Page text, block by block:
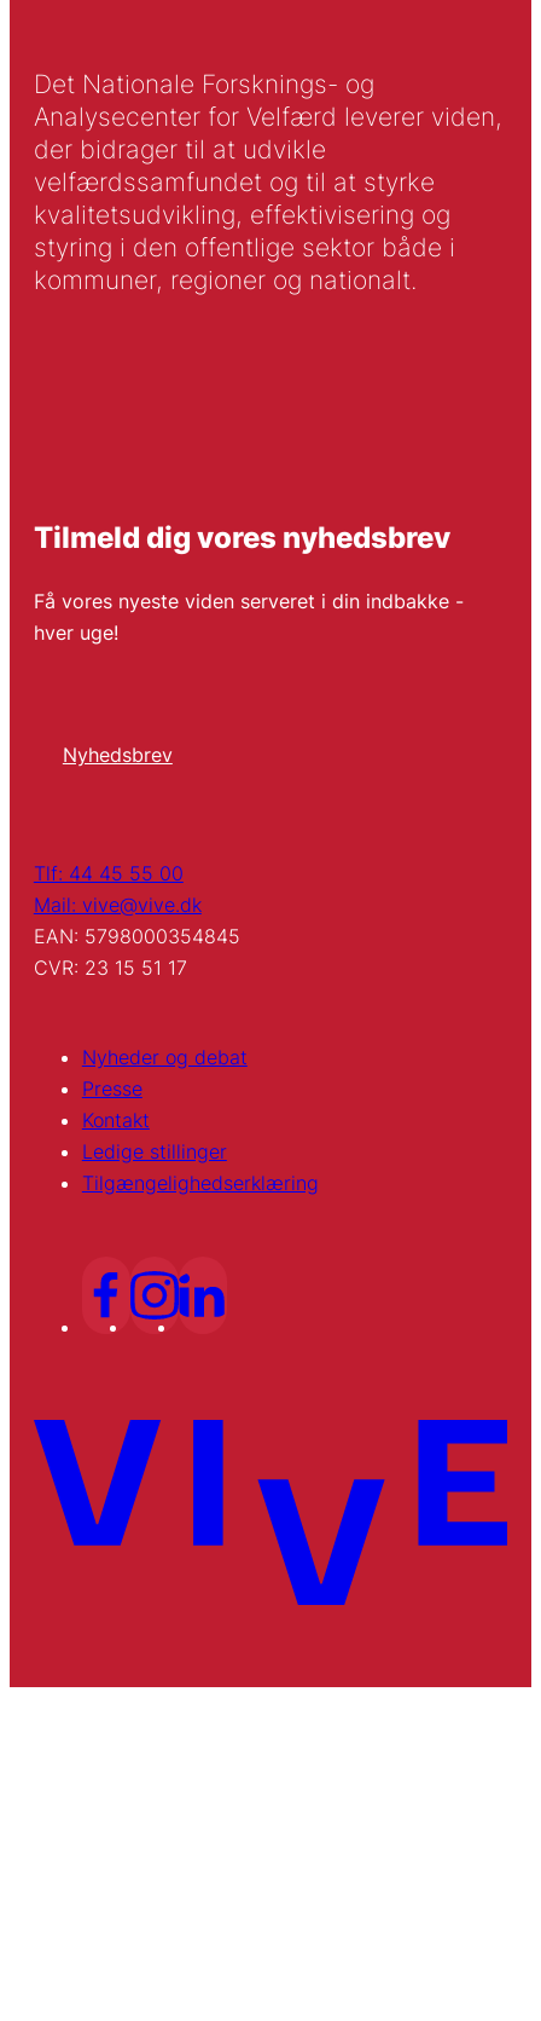
Det Nationale Forsknings- og
Analysecenter for Velfærd leverer viden,
der bidrager til at udvikle
velfærdssamfundet og til at styrke
kvalitetsudvikling, effektivisering og
styring i den offentlige sektor både i
kommuner, regioner og nationalt.
Tilmeld dig vores nyhedsbrev
Få vores nyeste viden serveret i din indbakke -
hver uge!
Nyhedsbrev
Tlf: 44 45 55 00
Mail: vive@vive.dk
EAN: 5798000354845
CVR: 23 15 51 17
Nyheder og debat
Presse
Kontakt
Ledige stillinger
Tilgængelighedserklæring